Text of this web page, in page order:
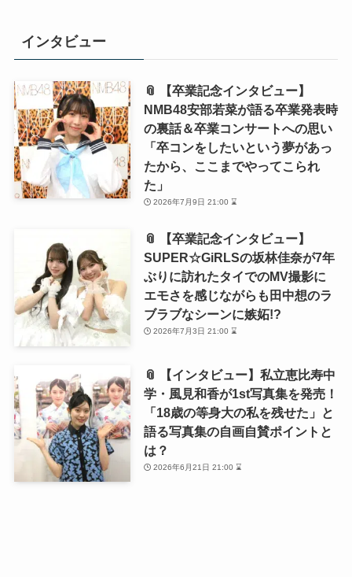
インタビュー
📎 【卒業記念インタビュー】
NMB48安部若菜が語る卒業発表時
の裏話＆卒業コンサートへの思い
「卒コンをしたいという夢があっ
たから、ここまでやってこられ
た」
2026年7月9日 21:00 ⌛
📎 【卒業記念インタビュー】
SUPER☆GiRLSの坂林佳奈が7年
ぶりに訪れたタイでのMV撮影に
エモさを感じながらも田中想のラ
ブラブなシーンに嫉妬!?
2026年7月3日 21:00 ⌛
📎 【インタビュー】私立恵比寿中
学・風見和香が1st写真集を発売！
「18歳の等身大の私を残せた」と
語る写真集の自画自賛ポイントと
は？
2026年6月21日 21:00 ⌛